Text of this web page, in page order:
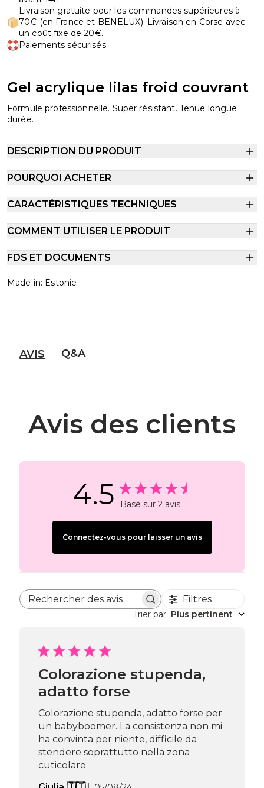
Livraison gratuite pour les commandes supérieures à
70€ (en France et BENELUX). Livraison en Corse avec
un coût fixe de 20€.
Paiements sécurisés
Gel acrylique lilas froid couvrant
Formule professionnelle. Super résistant. Tenue longue
durée.
DESCRIPTION DU PRODUIT
POURQUOI ACHETER
CARACTÉRISTIQUES TECHNIQUES
COMMENT UTILISER LE PRODUIT
FDS ET DOCUMENTS
Made in: Estonie
AVIS Q&A
Avis des clients
4.5 Basé sur 2 avis
Connectez-vous pour laisser un avis
Rechercher des avisFiltres
Trier par: Plus pertinent
Colorazione stupenda,
adatto forse
Colorazione stupenda, adatto forse per
un babyboomer. La consistenza non mi
ha convinta per niente, difficile da
stendere soprattutto nella zona
cuticolare.